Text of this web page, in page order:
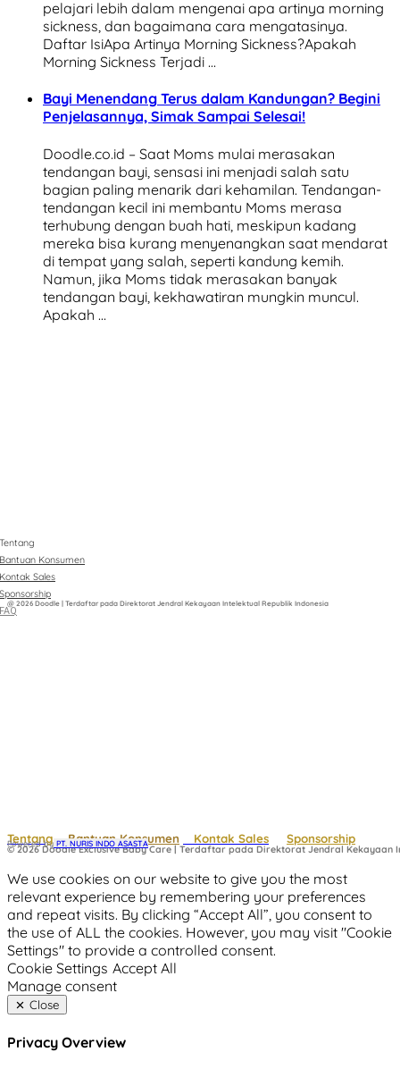
pelajari lebih dalam mengenai apa artinya morning
sickness, dan bagaimana cara mengatasinya.
Daftar IsiApa Artinya Morning Sickness?Apakah
Morning Sickness Terjadi …
Bayi Menendang Terus dalam Kandungan? Begini
Penjelasannya, Simak Sampai Selesai!
Doodle.co.id – Saat Moms mulai merasakan
tendangan bayi, sensasi ini menjadi salah satu
bagian paling menarik dari kehamilan. Tendangan-
tendangan kecil ini membantu Moms merasa
terhubung dengan buah hati, meskipun kadang
mereka bisa kurang menyenangkan saat mendarat
di tempat yang salah, seperti kandung kemih.
Namun, jika Moms tidak merasakan banyak
tendangan bayi, kekhawatiran mungkin muncul.
Apakah …
Tentang
Bantuan Konsumen
Kontak Sales
Sponsorship
FAQ
@ 2026 Doodle | Terdaftar pada Direktorat Jendral Kekayaan Intelektual Republik Indonesia
Tentang Bantuan Konsumen Kontak Sales Sponsorship
© 2026 Doodle Exclusive Baby Care | Terdaftar pada Direktorat Jendral Kekayaan
Powered by PT. NURIS INDO ASASTA
We use cookies on our website to give you the most
relevant experience by remembering your preferences
and repeat visits. By clicking “Accept All”, you consent to
the use of ALL the cookies. However, you may visit "Cookie
Settings" to provide a controlled consent.
Cookie Settings Accept All
Manage consent
Close
Privacy Overview